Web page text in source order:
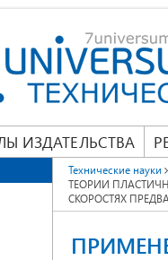
ИЗДАТЕЛЬСТВА
Технические науки
ТЕОРИИ
СКОРОСТЯХ